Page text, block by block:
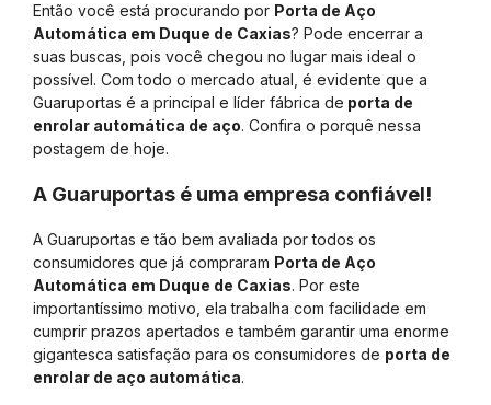
Então você está procurando por Porta de Aço
Automática em Duque de Caxias? Pode encerrar a
suas buscas, pois você chegou no lugar mais ideal o
possível. Com todo o mercado atual, é evidente que a
Guaruportas é a principal e líder fábrica de porta de
enrolar automática de aço. Confira o porquê nessa
postagem de hoje.
A Guaruportas é uma empresa confiável!
A Guaruportas e tão bem avaliada por todos os
consumidores que já compraram Porta de Aço
Automática em Duque de Caxias. Por este
importantíssimo motivo, ela trabalha com facilidade em
cumprir prazos apertados e também garantir uma enorme
gigantesca satisfação para os consumidores de porta de
enrolar de aço automática.